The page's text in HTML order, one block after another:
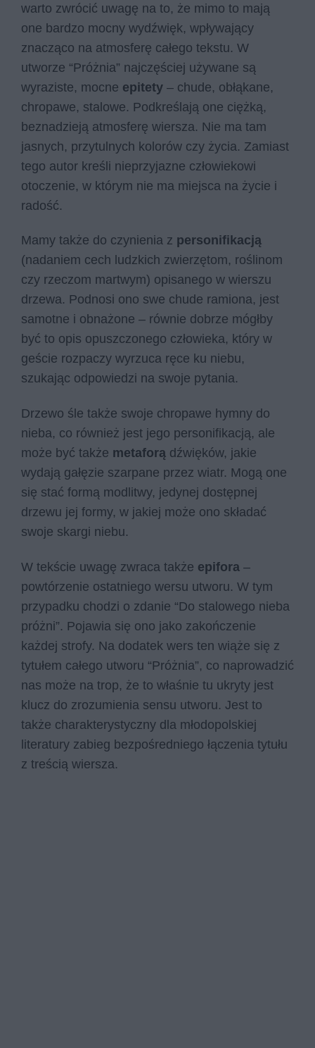
warto zwrócić uwagę na to, że mimo to mają
one bardzo mocny wydźwięk, wpływający
znacząco na atmosferę całego tekstu. W
utworze “Próżnia” najczęściej używane są
wyraziste, mocne epitety – chude, obłąkane,
chropawe, stalowe. Podkreślają one ciężką,
beznadzieją atmosferę wiersza. Nie ma tam
jasnych, przytulnych kolorów czy życia. Zamiast
tego autor kreśli nieprzyjazne człowiekowi
otoczenie, w którym nie ma miejsca na życie i
radość.
Mamy także do czynienia z personifikacją
(nadaniem cech ludzkich zwierzętom, roślinom
czy rzeczom martwym) opisanego w wierszu
drzewa. Podnosi ono swe chude ramiona, jest
samotne i obnażone – równie dobrze mógłby
być to opis opuszczonego człowieka, który w
geście rozpaczy wyrzuca ręce ku niebu,
szukając odpowiedzi na swoje pytania.
Drzewo śle także swoje chropawe hymny do
nieba, co również jest jego personifikacją, ale
może być także metaforą dźwięków, jakie
wydają gałęzie szarpane przez wiatr. Mogą one
się stać formą modlitwy, jedynej dostępnej
drzewu jej formy, w jakiej może ono składać
swoje skargi niebu.
W tekście uwagę zwraca także epifora –
powtórzenie ostatniego wersu utworu. W tym
przypadku chodzi o zdanie “Do stalowego nieba
próżni”. Pojawia się ono jako zakończenie
każdej strofy. Na dodatek wers ten wiąże się z
tytułem całego utworu “Próżnia”, co naprowadzić
nas może na trop, że to właśnie tu ukryty jest
klucz do zrozumienia sensu utworu. Jest to
także charakterystyczny dla młodopolskiej
literatury zabieg bezpośredniego łączenia tytułu
z treścią wiersza.